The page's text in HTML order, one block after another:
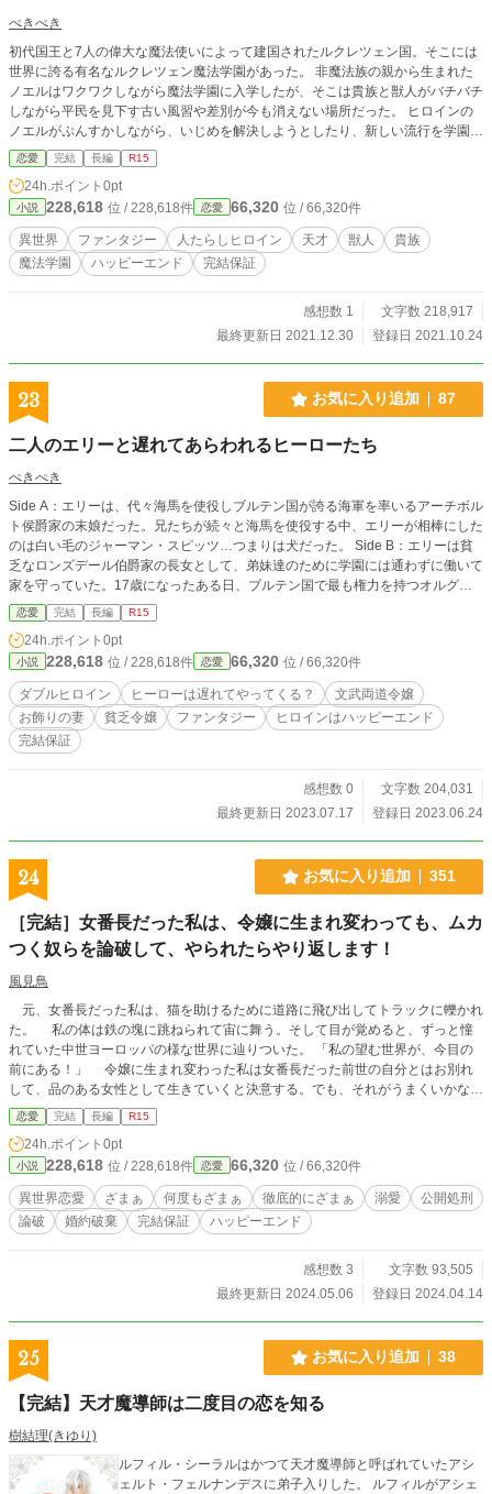
ぺきぺき
初代国王と7人の偉大な魔法使いによって建国されたルクレツェン国。そこには
世界に誇る有名なルクレツェン魔法学園があった。 非魔法族の親から生まれた
ノエルはワクワクしながら魔法学園に入学したが、そこは貴族と獣人がバチバチ
しながら平民を見下す古い風習や差別が今も消えない場所だった。 ヒロインの
ノエルがぷんすかしながら、いじめを解決しようとしたり、新しい流行を学園に
取り入れようとしたり、自分の夢を追いかけたり、恋愛したりする話。 ーーー
ー 7章構成、最終話まで執筆済み 章ごとに異なる主人公がヒロインにたらされ
ます ヒロイン視点は第7章にて 作者の別作品『わがまま姉のせいで8歳で大聖女
になってしまいました』の隣の国のお話です。
恋愛 完結 長編 R15
24h.ポイント 0pt
小説 228,618 位 / 228,618件 恋愛 66,320 位 / 66,320件
異世界 ファンタジー 人たらしヒロイン 天才 獣人
貴族
魔法学園
ハッピーエンド 完結保証
感想数 1
文字数 218,917
最終更新日 2021.12.30
登録日 2021.10.24
23 お気に入り追加 87
二人のエリーと遅れてあらわれるヒーローたち
ぺきぺき
Side A：エリーは、代々海馬を使役しブルテン国が誇る海軍を率いるアーチボル
ト侯爵家の末娘だった。兄たちが続々と海馬を使役する中、エリーが相棒にした
のは白い毛のジャーマン・スピッツ…つまりは犬だった。 Side B：エリーは貧
乏なロンズデール伯爵家の長女として、弟妹達のために学園には通わずに働いて
家を守っていた。17歳になったある日、ブルテン国で最も権力を持つオルグレ
ン公爵家の令息が「妻になってほしい」とエリーを訪ねてきた。 ーーーー 章ご
とにエリーAとエリーBの話が進みます。 ヒーローとの恋愛展開は最後の最後ま
で見当たらないですが、ヒーロー候補たちは途中でじゃんじゃん出すので誰にな
るのか楽しみにしてください。 スピンオフ作品として『理想の女性を見つけた
時には、運命の人を愛人にして白い結婚を宣言していました』があります。 全6
章＋エピローグ 完結まで執筆済み。 一日二話更新。第三章から一日四話更新。
恋愛 完結 長編 R15
24h.ポイント 0pt
小説 228,618 位 / 228,618件 恋愛 66,320 位 / 66,320件
ダブルヒロイン ヒーローは遅れてやってくる？
文武両道令嬢
お飾りの妻
貧乏令嬢 ファンタジー
ヒロインはハッピーエンド
完結保証
感想数 0
文字数 204,031
最終更新日 2023.07.17
登録日 2023.06.24
24 お気に入り追加 351
［完結］女番長だった私は、令嬢に生まれ変わっても、ムカ
つく奴らを論破して、やられたらやり返します！
風見鳥
元、女番長だった私は、猫を助けるために道路に飛び出してトラックに轢かれ
た。 私の体は鉄の塊に跳ねられて宙に舞う。そして目が覚めると、ずっと憧
れていた中世ヨーロッパの様な世界に辿りついた。 「私の望む世界が、今目の
前にある！」 令嬢に生まれ変わった私は女番長だった前世の自分とはお別れ
して、品のある女性として生きていくと決意する。でも、それがうまくいかな
い…… 初日から女子生徒の言いがかりを論破して、不良達を返り打ちにして
しまった……さらに、浮気者で税金を無駄遣いする第一王子を失脚させる事
に…… その後、第二王子から溺愛されて、最終的に王妃まで成り上がっ
て…… 2話で濡れ衣を着せてきた女子を論破して、3話で不良を返り打ちにし
ます。浮気者の第一王子は、10話、11話で論破して、12話で極刑を言い渡し
て、15話ギロチンを使った公開処刑をします。第二王子からは溺愛されます。
「サクッと読めて心に残る小説」を目指して書きました。是非、最後までお付き
恋愛 完結 長編 R15
24h.ポイント 0pt
小説 228,618 位 / 228,618件 恋愛 66,320 位 / 66,320件
異世界恋愛 ざまぁ 何度もざまぁ 徹底的にざまぁ 溺愛
公開処刑
論破
婚約破棄 完結保証 ハッピーエンド
感想数 3
文字数 93,505
最終更新日 2024.05.06
登録日 2024.04.14
25 お気に入り追加 38
【完結】天才魔導師は二度目の恋を知る
樹結理(きゆり)
ルフィル・シーラルはかつて天才魔導師と呼ばれていたアシ
ェルト・フェルナンデスに弟子入りした。 ルフィルがアシェ